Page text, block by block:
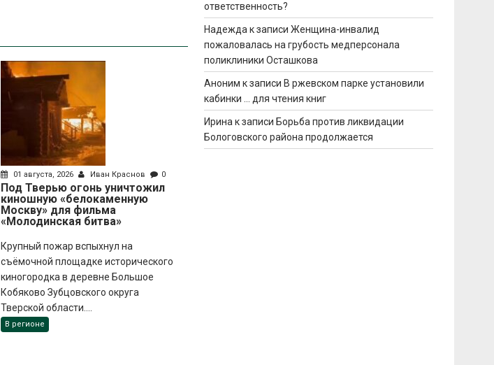
01 августа, 2026 Иван Краснов 0
Под Тверью огонь уничтожил
киношную «белокаменную
Москву» для фильма
«Молодинская битва»
Крупный пожар вспыхнул на
съёмочной площадке исторического
киногородка в деревне Большое
Кобяково Зубцовского округа
Тверской области....
В регионе
ответственность?
Надежда к записиЖенщина-инвалид
пожаловалась на грубость медперсонала
поликлиники Осташкова
Аноним к записи В ржевском парке установили
кабинки … для чтения книг
Ирина к записи Борьба против ликвидации
Бологовского района продолжается